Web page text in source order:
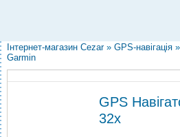
Інтернет-магазин Cezar » GPS-навігація »
Garmin
GPS
32x